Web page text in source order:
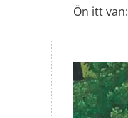
Ön itt van: